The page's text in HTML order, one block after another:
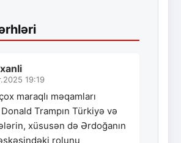
19:19
maraqlı məqamları
Trampın Türkiyə və
xüsusən də Ərdoğanın
rolunu